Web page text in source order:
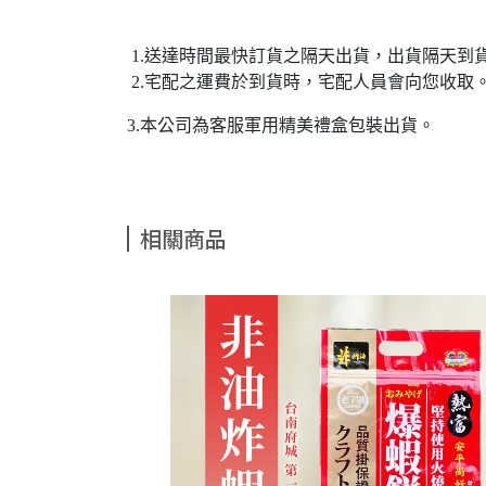
1.送達時間最快訂貨之隔天出貨，出貨隔天到
2.宅配之運費於到貨時，宅配人員會向您收取
3.本公司為客服軍用精美禮盒包裝出貨。
相關商品